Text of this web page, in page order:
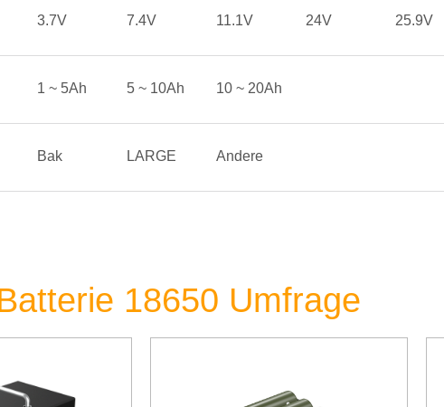
3.7V 7.4V 11.1V 24V 25.9V
1 ~ 5Ah 5 ~ 10Ah 10 ~ 20Ah
Bak LARGE Andere
18650 Umfrage